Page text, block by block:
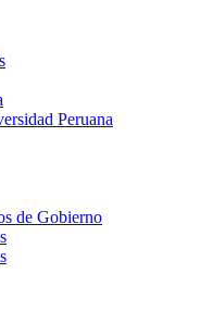
Peruana
de Gobierno